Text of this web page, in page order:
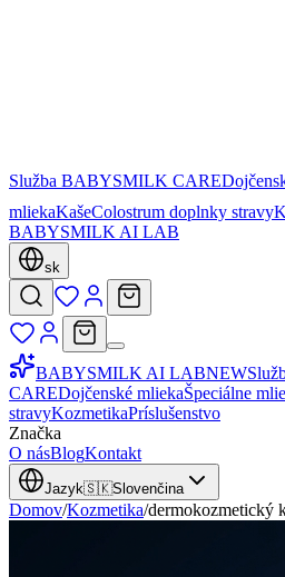
Služba BABYSMILK CARE
mliekaKašeColostrum doplnky stravy
BABYSMILK AI LAB
sk
BABYSMILK AI LABNEW
CAREDojčenské mliekaŠpeciálne
stravyKozmetikaPríslušenstvo
Značka
O násBlogKontakt
Jazyk🇸🇰Slovenčina
Domov/Kozmetika/dermokozmetický